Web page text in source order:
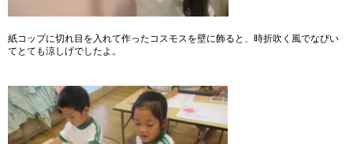
紙コップに切れ目を入れて作ったコスモスを壁に飾ると、時折吹く風でなびい
てとても涼しげでしたよ。